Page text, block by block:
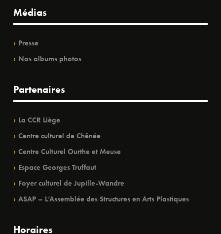
Médias
Presse
Nos albums photos
Partenaires
La CCR Liège
Centre culturel de Chênée
Centre Culturel Ourthe et Meuse
Espace Georges Truffaut
Foyer culturel de Jupille-Wandre
ASAP – L’Assemblée des Structures en Arts Plastiques
Horaires